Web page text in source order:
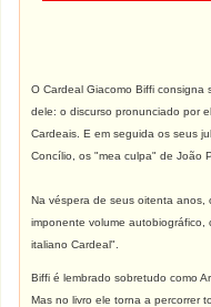
O Cardeal Giacomo Biffi consigna
dele: o discurso pronunciado por
Cardeais. E em seguida os seus
Concílio, os "mea culpa" de João
Na véspera de seus oitenta anos,
imponente volume autobiográfico,
italiano Cardeal".
Biffi é lembrado sobretudo como
Mas no livro ele torna a percorrer